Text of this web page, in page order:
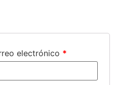
electrónico *